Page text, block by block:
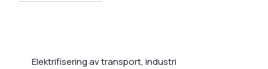
Elektrifisering av transport, industri